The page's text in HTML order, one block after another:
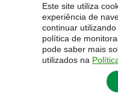
Este site utiliza
experiência de
continuar
política de
pode saber mais
utilizados na
Sem categoria